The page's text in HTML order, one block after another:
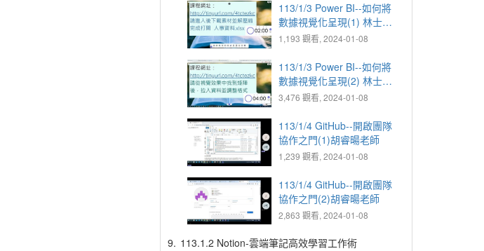
113/1/3 Power BI--如何將
數據視覺化呈現(1) 林士傑
老師
1,193 觀看, 2024-01-08
113/1/3 Power BI--如何將
數據視覺化呈現(2) 林士傑
老師
3,476 觀看, 2024-01-08
113/1/4 GitHub--開啟團隊
協作之門(1)胡睿暘老師
1,239 觀看, 2024-01-08
113/1/4 GitHub--開啟團隊
協作之門(2)胡睿暘老師
2,863 觀看, 2024-01-08
9. 113.1.2 Notion-雲端筆記高效學習工作術